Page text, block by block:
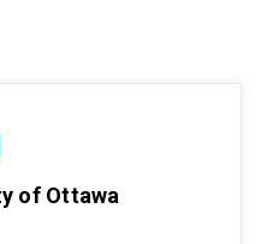
of Ottawa